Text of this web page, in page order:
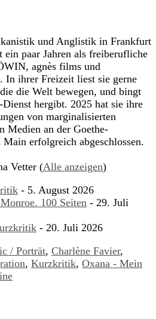
und Anglistik in Frankfurt
paar Jahren als freiberufliche
agnès films und
In ihrer Freizeit liest sie gerne
die Welt bewegen, und bingt
hergibt. 2025 hat sie ihre
von marginalisierten
Medien an der Goethe-
erfolgreich abgeschlossen.
Vetter (Alle anzeigen)
- 5. August 2026
100 Seiten - 29. Juli
- 20. Juli 2026
/ Porträt, Charlène Favier,
, Kurzkritik, Oxana - Mein